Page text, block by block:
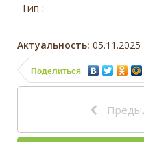
Тип :
Актуальность: 05.11.2025
Поделиться